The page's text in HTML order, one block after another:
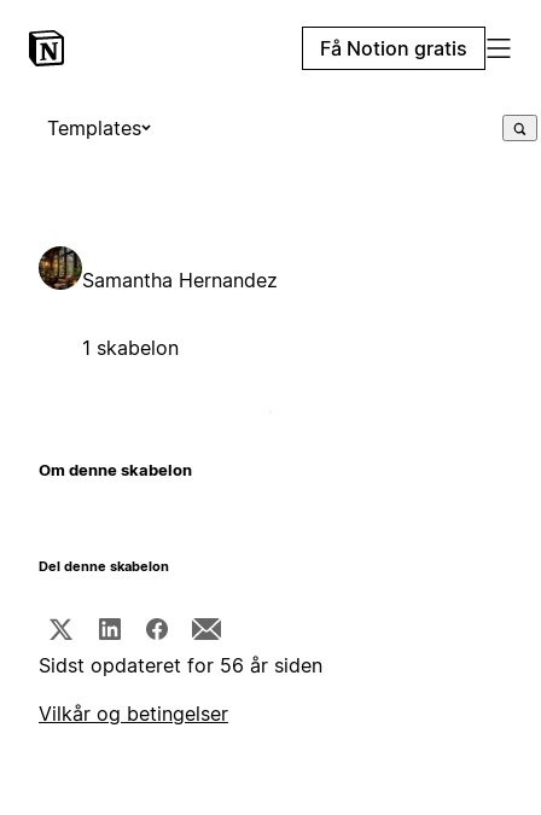
Få Notion gratis
Templates
Samantha Hernandez
1 skabelon
Om denne skabelon
Del denne skabelon
Sidst opdateret for 56 år siden
Vilkår og betingelser